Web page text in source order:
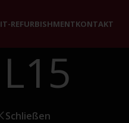
IT-REFURBISHMENTKONTAKT
L15
Schließen